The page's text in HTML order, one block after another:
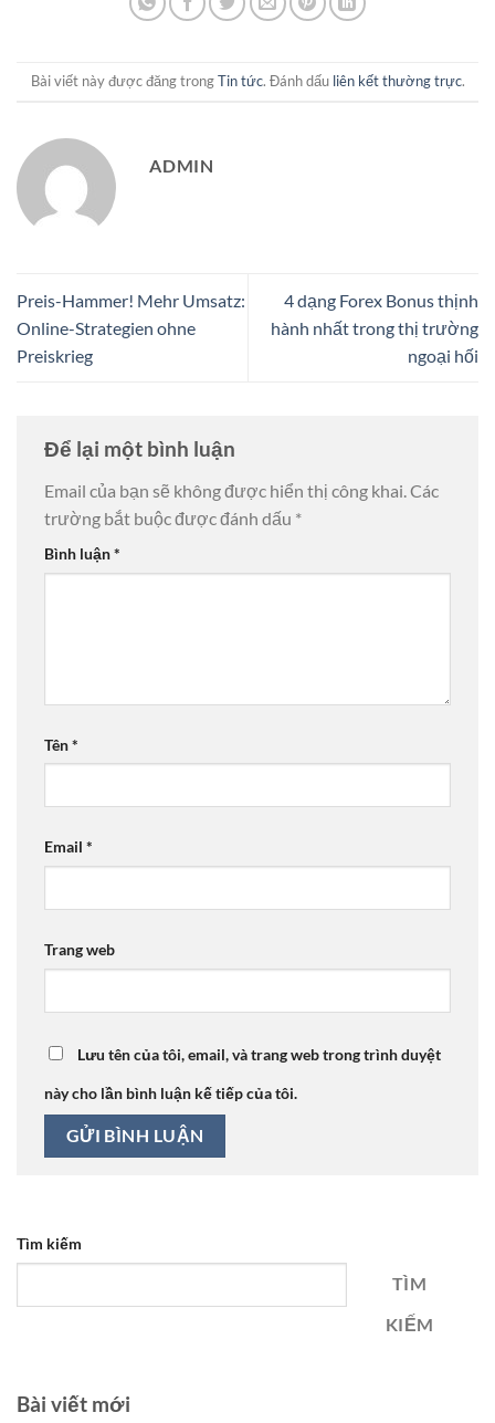
Bài viết này được đăng trongTin tức. Đánh dấu liên kết thường trực.
ADMIN
Preis-Hammer! Mehr Umsatz:
Online-Strategien ohne
Preiskrieg
4 dạng Forex Bonus thịnh
hành nhất trong thị trường
ngoại hối
Để lại một bình luận
Email của bạn sẽ không được hiển thị công khai. Các
trường bắt buộc được đánh dấu *
Bình luận*
Tên*
Email *
Trang web
Lưu tên của tôi, email, và trang web trong trình duyệt
này cho lần bình luận kế tiếp của tôi.
Tìm kiếm
TÌM
KIẾM
Bài viết mới